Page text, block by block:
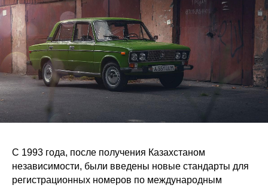
С 1993 года, после получения Казахстаном
независимости, были введены новые стандарты для
регистрационных номеров по международным